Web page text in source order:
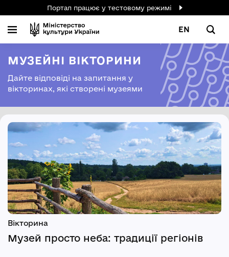
Портал працює у тестовому режимі
EN
МУЗЕЙНІ ВІКТОРИНИ
Дайте відповіді на запитання у
вікторинах, які створені музеями
Вікторина
Музей просто неба: традиції регіонів